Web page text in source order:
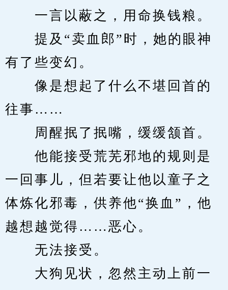
一言以蔽之，用命换钱粮。
提及“卖血郎”时，她的眼神
有了些变幻。
像是想起了什么不堪回首的
往事……
周醒抿了抿嘴，缓缓颔首。
他能接受荒芜邪地的规则是
一回事儿，但若要让他以童子之
体炼化邪毒，供养他“换血”，他
越想越觉得……恶心。
无法接受。
大狗见状，忽然主动上前一